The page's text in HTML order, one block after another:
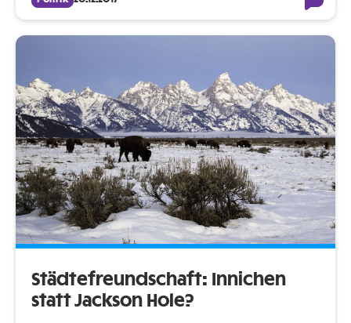
Städtefreundschaft: Innichen
statt Jackson Hole?